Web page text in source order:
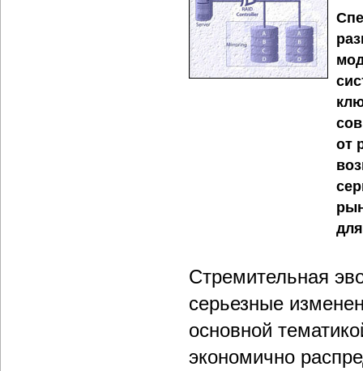
от
Стремительная
серьезные
основной
экономично